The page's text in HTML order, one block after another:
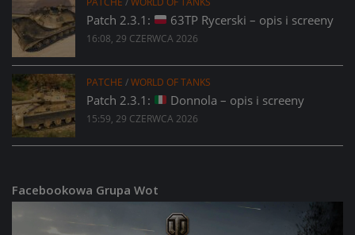
Patch 2.3.1: 63TP Rycerski – opis i screeny
16:08, 29 CZERWCA 2026
PATCHE /WORLD OF TANKS
Patch 2.3.1: Donnola – opis i screeny
15:59, 29 CZERWCA 2026
Facebookowa Grupa Wot